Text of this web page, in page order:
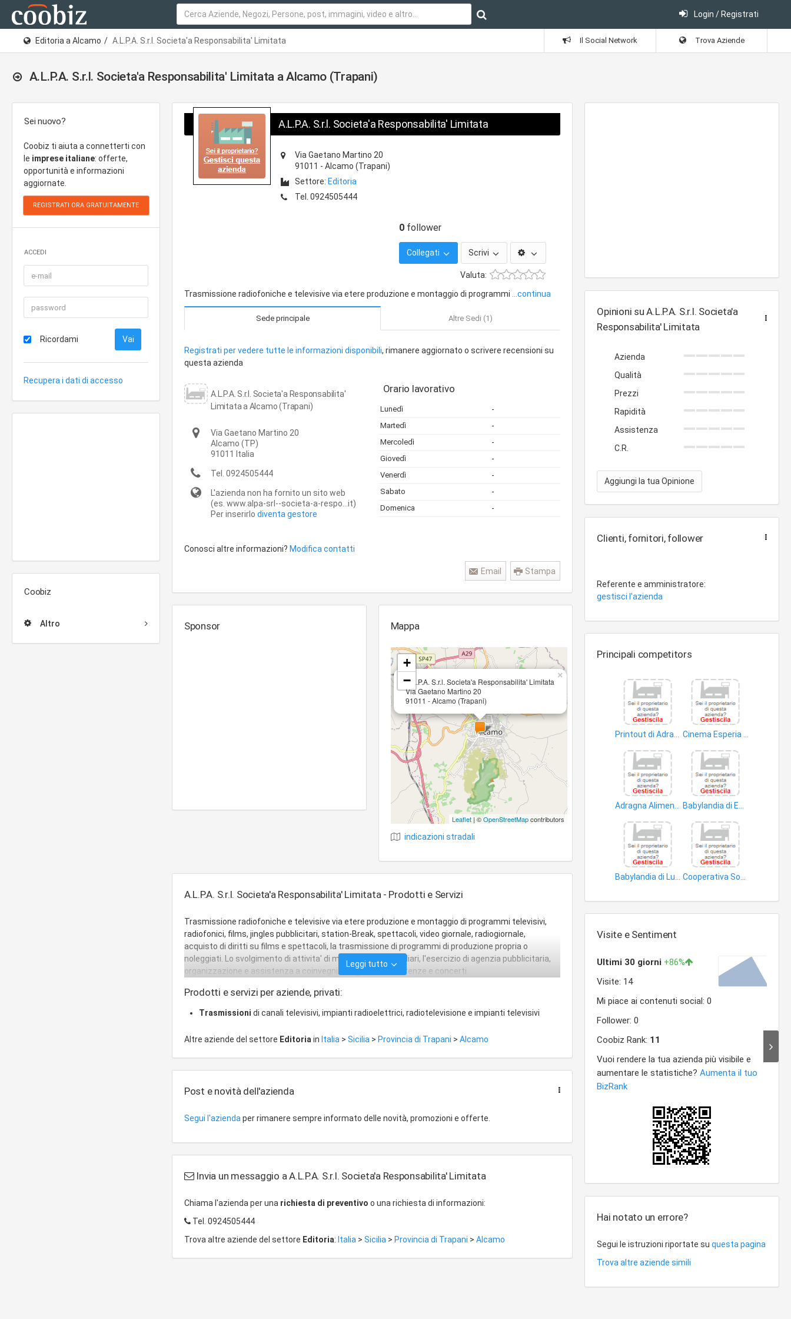
Login / Registrati
Editoria a Alcamo A.L.P.A. S.r.l. Societa'a Responsabilita' Limitata Il Social Network Trova Aziende
A.L.P.A. S.r.l. Societa'a Responsabilita' Limitata a Alcamo (Trapani)
Sei nuovo?
Coobiz ti aiuta a connetterti con
le imprese italiane: offerte,
opportunità e informazioni
aggiornate.
ACCEDI
Ricordami
Recupera i dati di accesso
Coobiz
Altro
A.L.P.A. S.r.l. Societa'a Responsabilita' Limitata
Via Gaetano Martino 20
91011 - Alcamo (Trapani)
Settore: Editoria
Tel. 0924505444
0 follower
Collegati Scrivi
Valuta:
Trasmissione radiofoniche e televisive via etere produzione e montaggio di programmi
...continua
Sede principale Altre Sedi (1)
Registrati per vedere tutte le informazioni disponibili, rimanere aggiornato o scrivere recensioni su
questa azienda
A.L.P.A. S.r.l. Societa'a Responsabilita'
Limitata a Alcamo (Trapani)
Via Gaetano Martino 20
Alcamo (TP)
91011
Italia
Tel. 0924505444
L'azienda non ha fornito un sito web
(es. www.alpa-srl--societa-a-respo...it)
Per inserirlo diventa gestore
Orario lavorativo
Lunedì -
Martedì -
Mercoledì -
Giovedì -
Venerdì -
Sabato -
Domenica -
Conosci altre informazioni? Modifica contatti
Stampa
Email
Sponsor Mappa
A.L.P.A. S.r.l. Societa'a Responsabilita' Limitata
Via Gaetano Martino 20
91011 - Alcamo (Trapani)
×
+
−
Leaflet| ©OpenStreetMapcontributors
indicazioni stradali
A.L.P.A. S.r.l. Societa'a Responsabilita' Limitata - Prodotti e Servizi
Trasmissione radiofoniche e televisive via etere produzione e montaggio di programmi televisivi,
radiofonici, films, jingles pubblicitari, station-Break, spettacoli, video giornale, radiogiornale,
acquisto di diritti su films e spettacoli, la trasmissione di programmi di produzione propria o
noleggiati. Lo svolgimento di attivita' di mediazione immobiliari, l'esercizio di agenzia pubblicitaria,
organizzazione e assistenza a coinvegni, congressi, conferenze e concerti.
Leggi tutto
Prodotti e servizi per aziende, privati:
Trasmissioni di canali televisivi, impianti radioelettrici, radiotelevisione e impianti televisivi
Altre aziende del settore Editoria in Italia > Sicilia > Provincia di Trapani > Alcamo
Post e novità dell'azienda
Segui l'azienda per rimanere sempre informato delle novità, promozioni e offerte.
Invia un messaggio a A.L.P.A. S.r.l. Societa'a Responsabilita' Limitata
Chiama l'azienda per una richiesta di preventivo o una richiesta di informazioni:
Tel. 0924505444
Trova altre aziende del settore Editoria: Italia > Sicilia > Provincia di Trapani > Alcamo
Opinioni su A.L.P.A. S.r.l. Societa'a
Responsabilita' Limitata
Azienda
Qualità
Prezzi
Rapidità
Assistenza
C.R.
Aggiungi la tua Opinione
Clienti, fornitori, follower
Referente e amministratore:
gestisci l'azienda
Principali competitors
Visite e Sentiment
Hai notato un errore?
Segui le istruzioni riportate suquesta pagina
Trova altre aziende simili